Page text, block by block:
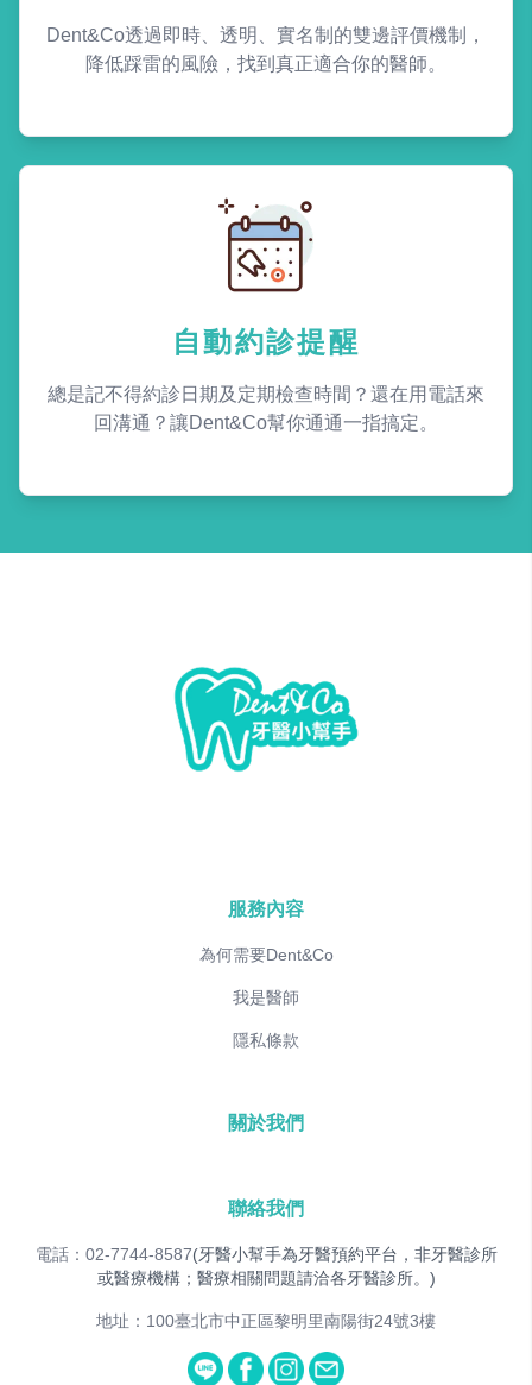
Dent&Co透過即時、透明、實名制的雙邊評價機制，
降低踩雷的風險，找到真正適合你的醫師。
自動約診提醒
總是記不得約診日期及定期檢查時間？還在用電話來
回溝通？讓Dent&Co幫你通通一指搞定。
服務內容
為何需要Dent&Co
我是醫師
隱私條款
關於我們
聯絡我們
電話：02-7744-8587(牙醫小幫手為牙醫預約平台，非牙醫診所
或醫療機構；醫療相關問題請洽各牙醫診所。)
地址：100臺北市中正區黎明里南陽街24號3樓